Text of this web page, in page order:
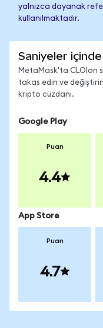
yalnızca dayanak
kullanılmaktadır.
Saniyeler
MetaMask'ta CLOIon
takas edin ve
kripto cüzdanı.
Google Play
Puan
4.4
App Store
Puan
4.7